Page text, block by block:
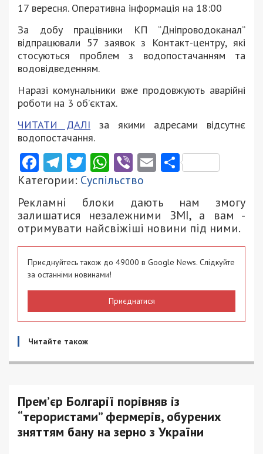
17 вересня. Оперативна інформація на 18:00
За добу працівники КП “Дніпроводоканал”
відпрацювали 57 заявок з Контакт-центру, які
стосуються проблем з водопостачанням та
водовідведенням.
Наразі комунальники вже продовжують аварійні
роботи на 3 об’єктах.
ЧИТАТИ ДАЛІ за якими адресами відсутнє
водопостачання.
Facebook
Telegram
Twitter
WhatsApp
ViberEmail
Категории: Суспільство
Рекламні блоки дають нам змогу
залишатися незалежними ЗМІ, а вам -
отримувати найсвіжіші новини під ними.
Приєднуйтесь також до 49000 в Google News. Слідкуйте
за останніми новинами!
Приєднатися
Читайте також
Прем’єр Болгарії порівняв із
“терористами” фермерів, обурених
зняттям бану на зерно з України